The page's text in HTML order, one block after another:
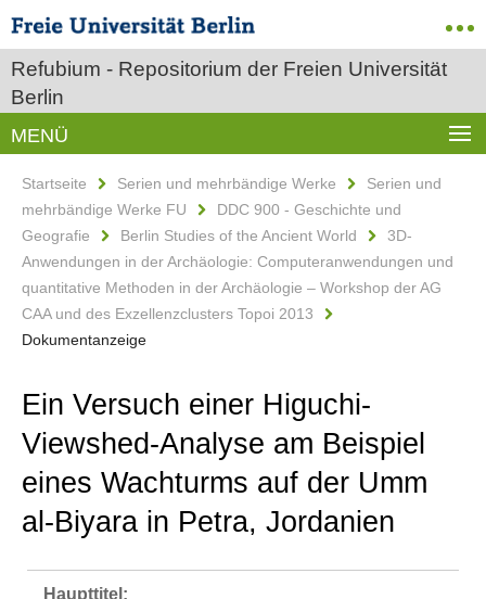
Refubium - Repositorium der Freien Universität
Berlin
MENÜ
Startseite Serien und mehrbändige Werke
Serien und
mehrbändige Werke FU
DDC 900 - Geschichte und
Geografie
Berlin Studies of the Ancient World
3D-
Anwendungen in der Archäologie: Computeranwendungen und
quantitative Methoden in der Archäologie – Workshop der AG
CAA und des Exzellenzclusters Topoi 2013
Dokumentanzeige
Ein Versuch einer Higuchi-
Viewshed-Analyse am Beispiel
eines Wachturms auf der Umm
al-Biyara in Petra, Jordanien
Haupttitel: